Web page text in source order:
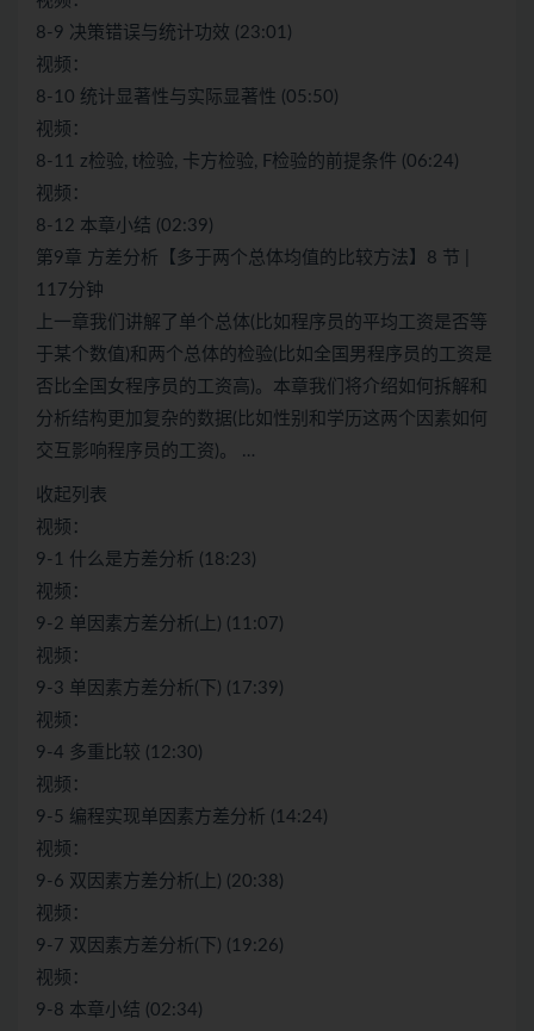
8-9 决策错误与统计功效 (23:01)
视频：
8-10 统计显著性与实际显著性 (05:50)
视频：
8-11 z检验, t检验, 卡方检验, F检验的前提条件 (06:24)
视频：
8-12 本章小结 (02:39)
第9章 方差分析【多于两个总体均值的比较方法】8 节 |
117分钟
上一章我们讲解了单个总体(比如程序员的平均工资是否等
于某个数值)和两个总体的检验(比如全国男程序员的工资是
否比全国女程序员的工资高)。本章我们将介绍如何拆解和
分析结构更加复杂的数据(比如性别和学历这两个因素如何
交互影响程序员的工资)。 …
收起列表
视频：
9-1 什么是方差分析 (18:23)
视频：
9-2 单因素方差分析(上) (11:07)
视频：
9-3 单因素方差分析(下) (17:39)
视频：
9-4 多重比较 (12:30)
视频：
9-5 编程实现单因素方差分析 (14:24)
视频：
9-6 双因素方差分析(上) (20:38)
视频：
9-7 双因素方差分析(下) (19:26)
视频：
9-8 本章小结 (02:34)